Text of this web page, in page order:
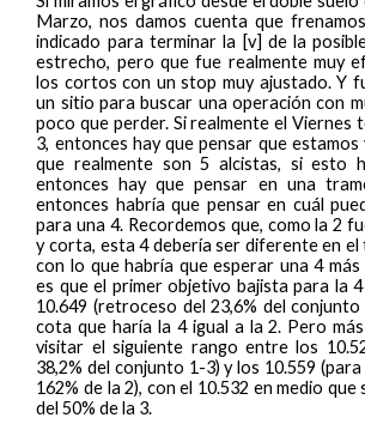
Marzo, nos damos cuenta que
indicado para terminar la [v] de la
estrecho, pero que fue realmente muy
los cortos con un stop muy ajustado. Y
un sitio para buscar una operación con
poco que perder. Si realmente el Viernes
3, entonces hay que pensar que estamos
que realmente son 5 alcistas, si esto
entonces hay que pensar en una
entonces habría que pensar en cuál
para una 4. Recordemos que, como la 2
y corta, esta 4 debería ser diferente en el
con lo que habría que esperar una 4 más
es que el primer objetivo bajista para la
10.649 (retroceso del 23,6% del conjunto
cota que haría la 4 igual a la 2. Pero
visitar el siguiente rango entre los
38,2% del conjunto 1-3) y los 10.559
162% de la 2), con el 10.532 en medio
del 50% de la 3.